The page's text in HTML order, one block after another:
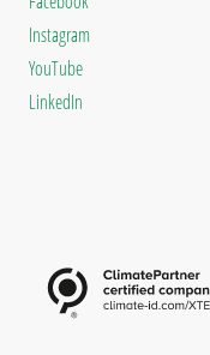
Instagram
YouTube
LinkedIn